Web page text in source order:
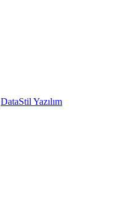
DataStil Yazılım